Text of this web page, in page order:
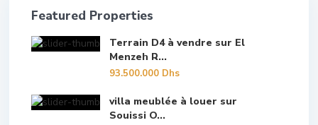
Featured Properties
Terrain D4 à vendre sur El
Menzeh R...
93.500.000 Dhs
villa meublée à louer sur
Souissi O...